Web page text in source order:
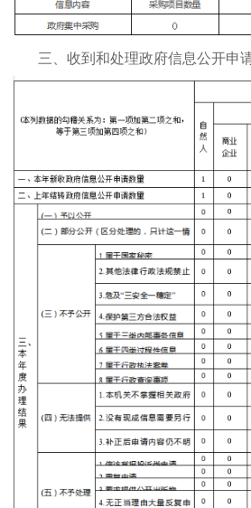
三、收到和处理政府信息公开申